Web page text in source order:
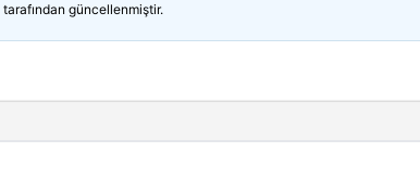
tarafından güncellenmiştir.